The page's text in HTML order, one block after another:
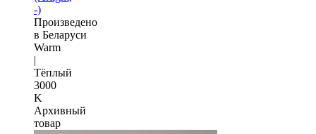
-)
Произведено
в Беларуси
Warm
|
Тёплый
3000
K
Архивный
товар